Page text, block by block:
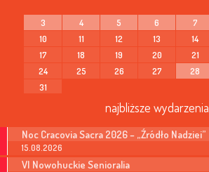
3
4 5 6 7
10
11 12 13 14
17
18 19 20 21
24
25 26 27 28
31
najbliższe wydarzenia
Noc Cracovia Sacra 2026 – „Źródło Nadziei”
15.08.2026
VI Nowohuckie Senioralia